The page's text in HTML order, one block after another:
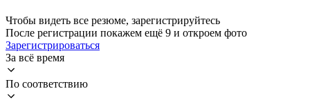
Чтобы видеть все резюме, зарегистрируйтесь
После регистрации покажем ещё 9 и откроем фото
Зарегистрироваться
За всё время
По соответствию